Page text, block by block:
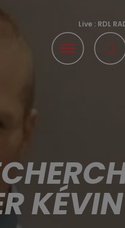
Live : RDL
KÉVIN